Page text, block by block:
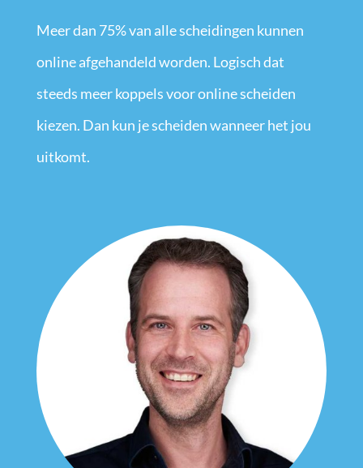
Meer dan 75% van alle scheidingen kunnen
online afgehandeld worden. Logisch dat
steeds meer koppels voor online scheiden
kiezen. Dan kun je scheiden wanneer het jou
uitkomt.